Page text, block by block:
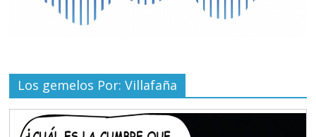
Los gemelos Por: Villafaña